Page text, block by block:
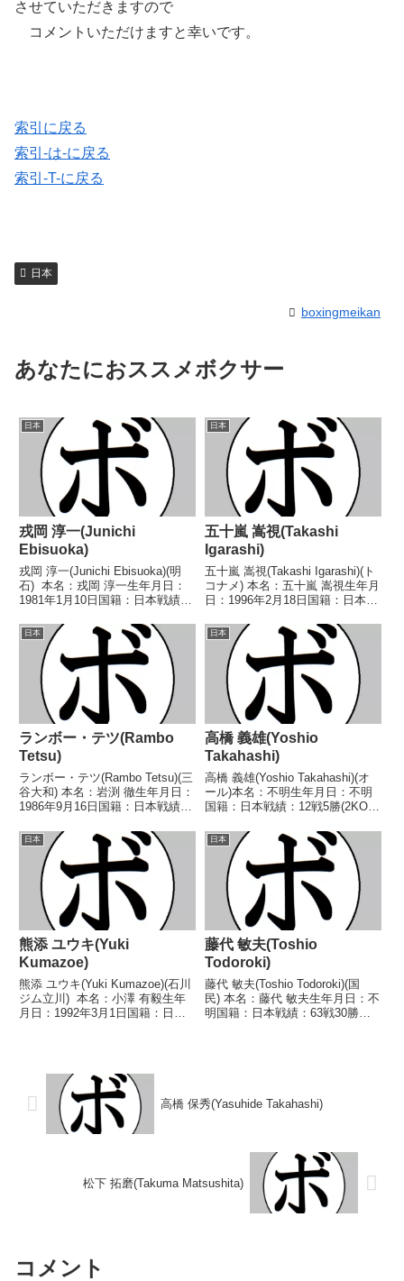
させていただきますので
コメントいただけますと幸いです。
索引に戻る
索引-は-に戻る
索引-T-に戻る
日本
boxingmeikan
あなたにおススメボクサー
日本
戎岡 淳一(Junichi
Ebisuoka)
戎岡 淳一(Junichi Ebisuoka)(明
石) 本名：戎岡 淳一生年月日：
1981年1月10日国籍：日本戦績：
タイトル】なし 【戦歴】
1998/12/22 ○4R判定 (採点不
明) 矢...
日本
五十嵐 嵩視(Takashi
Igarashi)
五十嵐 嵩視(Takashi Igarashi)(ト
コナメ) 本名：五十嵐 嵩視生年月
日：1996年2月18日国籍：日本戦
イトル】2014年度中日本フェザ
ー級新人王 【戦歴】
2013/12/01 ○2...
日本
ランボー・テツ(Rambo
Tetsu)
ランボー・テツ(Rambo Tetsu)(三
谷大和) 本名：岩渕 徹生年月日：
1986年9月16日国籍：日本戦績：
トル】なし 【戦歴】
2018/09/16 ○4R判定 3-0(40-
36、40-36、4...
日本
高橋 義雄(Yoshio
Takahashi)
高橋 義雄(Yoshio Takahashi)(オ
ール)本名：不明生年月日：不明
国籍：日本戦績：12戦5勝(2KO)5
歴】1946/12/31 ●4R判定 (採点
不明) 竹内 太久彌(小
縣)1947/01/18...
日本
熊添 ユウキ(Yuki
Kumazoe)
熊添 ユウキ(Yuki Kumazoe)(石川
ジム立川) 本名：小澤 有毅生年
月日：1992年3月1日国籍：日本
2010/09/12...
日本
藤代 敏夫(Toshio
Todoroki)
藤代 敏夫(Toshio Todoroki)(国
民) 本名：藤代 敏夫生年月日：不
明国籍：日本戦績：63戦30勝
高橋 保秀(Yasuhide Takahashi)
松下 拓磨(Takuma Matsushita)
コメント